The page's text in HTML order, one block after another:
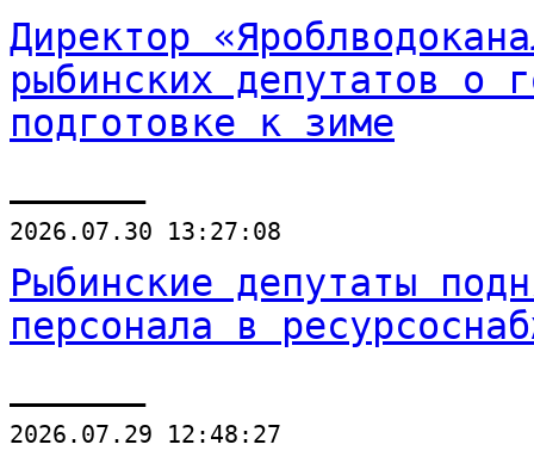
Директор
рыбинских депутатов о
подготовке к зиме
2026.07.30 13:27:08
Рыбинские депутаты
персонала в
2026.07.29 12:48:27